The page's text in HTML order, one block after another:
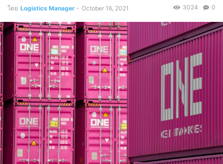
โดย Logistics Manager - October 16, 2021 0
3024